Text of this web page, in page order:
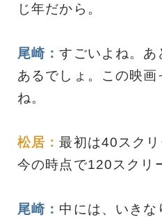
じ年だから。
尾崎：すごいよね。あ
あるでしょ。この映画
ね。
松居：最初は40スク
今の時点で120スクリ
尾崎： 中には、いき